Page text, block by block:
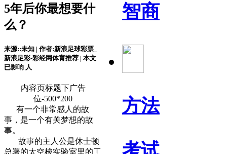
智商
方法
5年后你最想要什
么？
来源::未知 | 作者:新浪足球彩票_
新浪足彩-彩经网体育推荐 | 本文
已影响 人
内容页标题下广告
位-500*200
有一个非常感人的故
事，是一个有关梦想的故
事。
故事的主人公是休士顿
总署的太空梭实验室里的工